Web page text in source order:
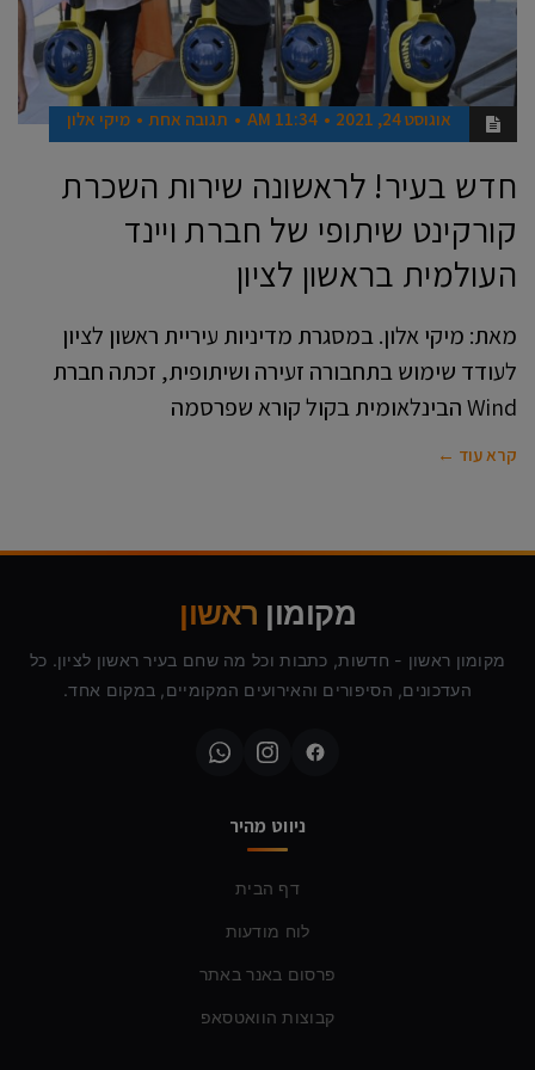
אוגוסט 24, 2021 11:34 AM תגובה אחת מיקי אלון
חדש בעיר! לראשונה שירות השכרת
קורקינט שיתופי של חברת ויינד
העולמית בראשון לציון
מאת: מיקי אלון. במסגרת מדיניות עיריית ראשון לציון
לעודד שימוש בתחבורה זעירה ושיתופית, זכתה חברת
Wind הבינלאומית בקול קורא שפרסמה
קרא עוד ←
מקומון ראשון
מקומון ראשון - חדשות, כתבות וכל מה שחם בעיר ראשון לציון. כל
העדכונים, הסיפורים והאירועים המקומיים, במקום אחד.
ניווט מהיר
דף הבית
לוח מודעות
פרסום באנר באתר
קבוצות הוואטסאפ